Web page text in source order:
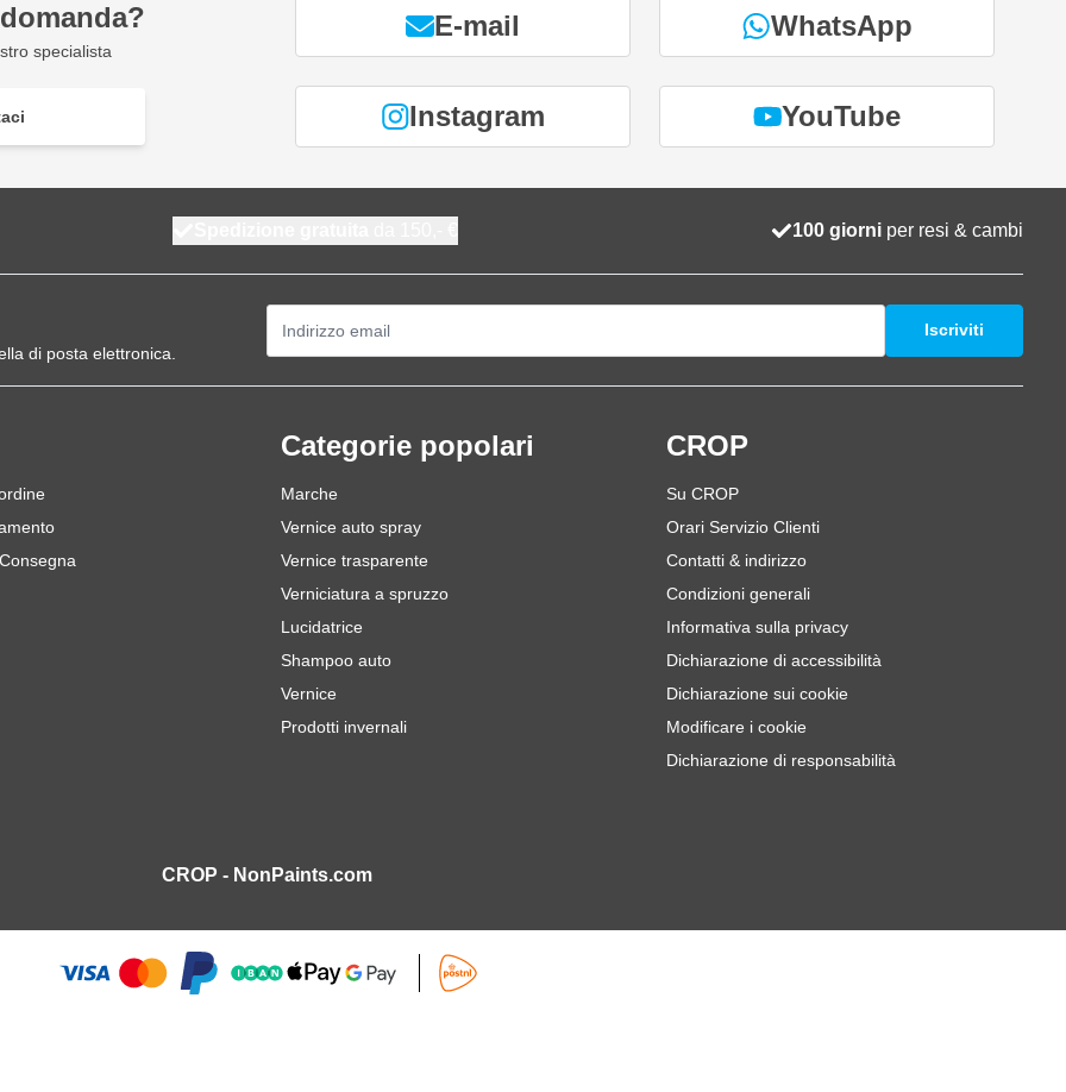
specialista
E-mail WhatsApp
Instagram YouTube
100 giorni per resi & cambi
di posta elettronica.
Iscriviti
Categorie popolari
Marche
Vernice auto spray
Vernice trasparente
Verniciatura a spruzzo
Lucidatrice
Shampoo auto
Vernice
Prodotti invernali
CROP
Su CROP
Orari Servizio Clienti
Contatti & indirizzo
Condizioni generali
Informativa sulla privacy
Dichiarazione di accessibilità
Dichiarazione sui cookie
Modificare i cookie
Dichiarazione di responsabilità
CROP - NonPaints.com